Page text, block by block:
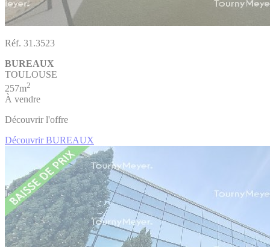
Réf. 31.3523
BUREAUX
TOULOUSE
257m2
À vendre
Découvrir l'offre
Découvrir BUREAUX